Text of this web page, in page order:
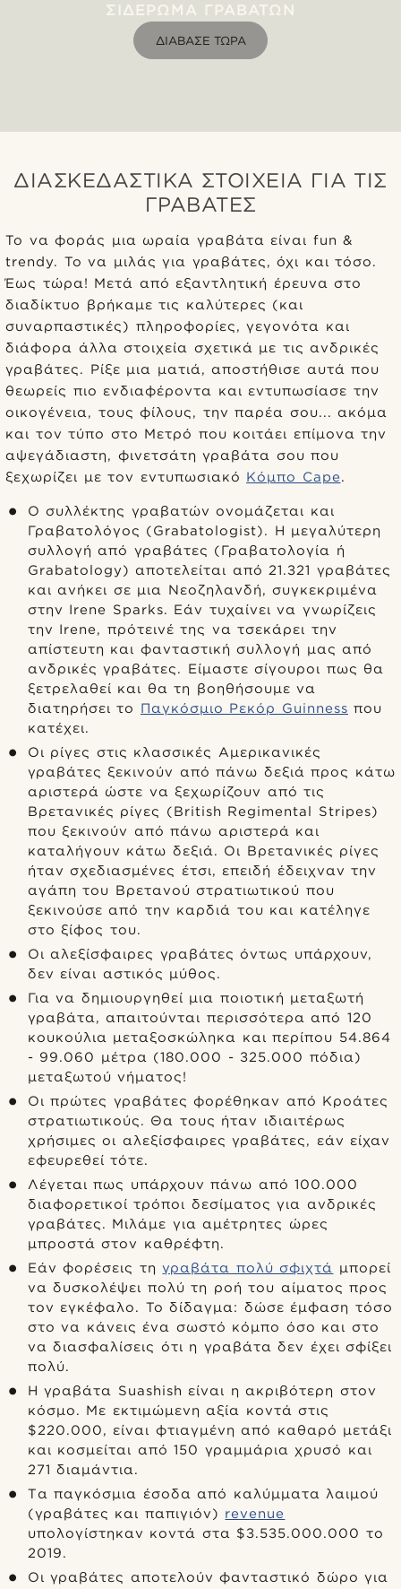
ΣΙΔΈΡΩΜΑ ΓΡΑΒΑΤΏΝ
ΔΙΆΒΑΣΕ ΤΏΡΑ
ΔΙΑΣΚΕΔΑΣΤΙΚΑ ΣΤΟΙΧΕΙΑ ΓΙΑ ΤΙΣ
ΓΡΑΒΑΤΕΣ
Το να φοράς μια ωραία γραβάτα είναι fun &
trendy. Το να μιλάς για γραβάτες, όχι και τόσο.
Έως τώρα! Μετά από εξαντλητική έρευνα στο
διαδίκτυο βρήκαμε τις καλύτερες (και
συναρπαστικές) πληροφορίες, γεγονότα και
διάφορα άλλα στοιχεία σχετικά με τις ανδρικές
γραβάτες. Ρίξε μια ματιά, αποστήθισε αυτά που
θεωρείς πιο ενδιαφέροντα και εντυπωσίασε την
οικογένεια, τους φίλους, την παρέα σου... ακόμα
και τον τύπο στο Μετρό που κοιτάει επίμονα την
αψεγάδιαστη, φινετσάτη γραβάτα σου που
ξεχωρίζει με τον εντυπωσιακό Κόμπο Cape.
Ο συλλέκτης γραβατών ονομάζεται και
Γραβατολόγος (Grabatologist). Η μεγαλύτερη
συλλογή από γραβάτες (Γραβατολογία ή
Grabatology) αποτελείται από 21.321 γραβάτες
και ανήκει σε μια Νεοζηλανδή, συγκεκριμένα
στην Irene Sparks. Εάν τυχαίνει να γνωρίζεις
την Irene, πρότεινέ της να τσεκάρει την
απίστευτη και φανταστική συλλογή μας από
ανδρικές γραβάτες. Είμαστε σίγουροι πως θα
ξετρελαθεί και θα τη βοηθήσουμε να
διατηρήσει το Παγκόσμιο Ρεκόρ Guinness που
κατέχει.
Οι ρίγες στις κλασσικές Αμερικανικές
γραβάτες ξεκινούν από πάνω δεξιά προς κάτω
αριστερά ώστε να ξεχωρίζουν από τις
Βρετανικές ρίγες (British Regimental Stripes)
που ξεκινούν από πάνω αριστερά και
καταλήγουν κάτω δεξιά. Οι Βρετανικές ρίγες
ήταν σχεδιασμένες έτσι, επειδή έδειχναν την
αγάπη του Βρετανού στρατιωτικού που
ξεκινούσε από την καρδιά του και κατέληγε
στο ξίφος του.
Οι αλεξίσφαιρες γραβάτες όντως υπάρχουν,
δεν είναι αστικός μύθος.
Για να δημιουργηθεί μια ποιοτική μεταξωτή
γραβάτα, απαιτούνται περισσότερα από 120
κουκούλια μεταξοσκώληκα και περίπου 54.864
- 99.060 μέτρα (180.000 - 325.000 πόδια)
μεταξωτού νήματος!
Οι πρώτες γραβάτες φορέθηκαν από Κροάτες
στρατιωτικούς. Θα τους ήταν ιδιαιτέρως
χρήσιμες οι αλεξίσφαιρες γραβάτες, εάν είχαν
εφευρεθεί τότε.
Λέγεται πως υπάρχουν πάνω από 100.000
διαφορετικοί τρόποι δεσίματος για ανδρικές
γραβάτες. Μιλάμε για αμέτρητες ώρες
μπροστά στον καθρέφτη.
Εάν φορέσεις τηγραβάτα πολύ σφιχτά μπορεί
να δυσκολέψει πολύ τη ροή του αίματος προς
τον εγκέφαλο. Το δίδαγμα: δώσε έμφαση τόσο
στο να κάνεις ένα σωστό κόμπο όσο και στο
να διασφαλίσεις ότι η γραβάτα δεν έχει σφίξει
πολύ.
Η γραβάτα Suashish είναι η ακριβότερη στον
κόσμο. Με εκτιμώμενη αξία κοντά στις
$220.000, είναι φτιαγμένη από καθαρό μετάξι
και κοσμείται από 150 γραμμάρια χρυσό και
271 διαμάντια.
Tα παγκόσμια έσοδα από καλύμματα λαιμού
(γραβάτες και παπιγιόν) revenue
υπολογίστηκαν κοντά στα $3.535.000.000 το
2019.
Οι γραβάτες αποτελούν φανταστικό δώρο για